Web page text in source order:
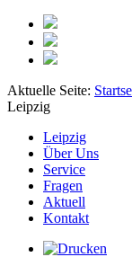
Aktuelle Seite:
Leipzig
Leipzig
Über Uns
Service
Fragen
Aktuell
Kontakt